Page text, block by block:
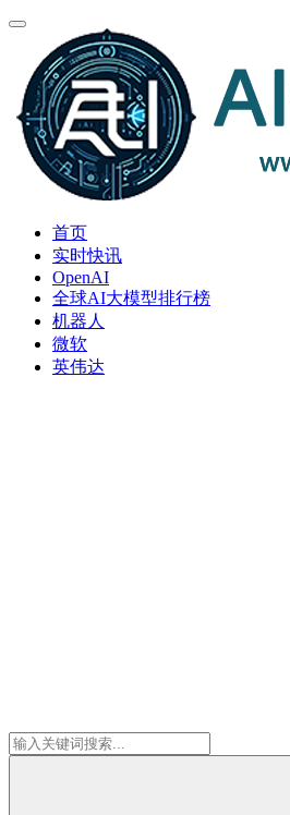
首页
实时快讯
OpenAI
全球AI大模型排行榜
机器人
微软
英伟达